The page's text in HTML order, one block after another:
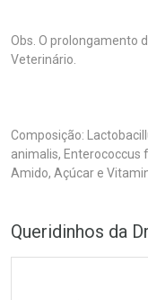
Obs. O prolongamento
Veterinário.
Composição:
animalis, Enterococcus
Amido, Açúcar e
Queridinhos da